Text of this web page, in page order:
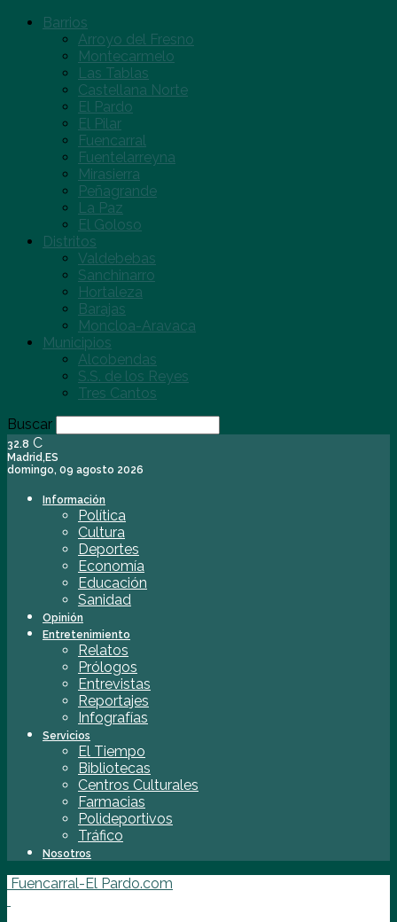
Barrios
Arroyo del Fresno
Montecarmelo
Las Tablas
Castellana Norte
El Pardo
El Pilar
Fuencarral
Fuentelarreyna
Mirasierra
Peñagrande
La Paz
El Goloso
Distritos
Valdebebas
Sanchinarro
Hortaleza
Barajas
Moncloa-Aravaca
Municipios
Alcobendas
S.S. de los Reyes
Tres Cantos
Buscar
32.8 C
Madrid,ES
domingo, 09 agosto 2026
Información
Política
Cultura
Deportes
Economía
Educación
Sanidad
Opinión
Entretenimiento
Relatos
Prólogos
Entrevistas
Reportajes
Infografías
Servicios
El Tiempo
Bibliotecas
Centros Culturales
Farmacias
Polideportivos
Tráfico
Nosotros
Fuencarral-El Pardo.com